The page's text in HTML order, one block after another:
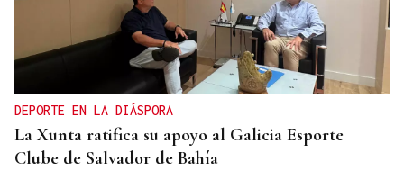
DEPORTE EN LA DIÁSPORA
La Xunta ratifica su apoyo al Galicia Esporte
Clube de Salvador de Bahía